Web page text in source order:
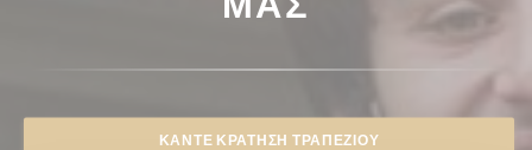
ΚΆΝΤΕ ΚΡΆΤΗΣΗ ΤΡΑΠΕΖΙΟΎ